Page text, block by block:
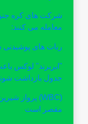
معامله می کنند:
ربات های پوشیدنی
"ابربرند" لوکس
جدول بازداشت
مقصر است